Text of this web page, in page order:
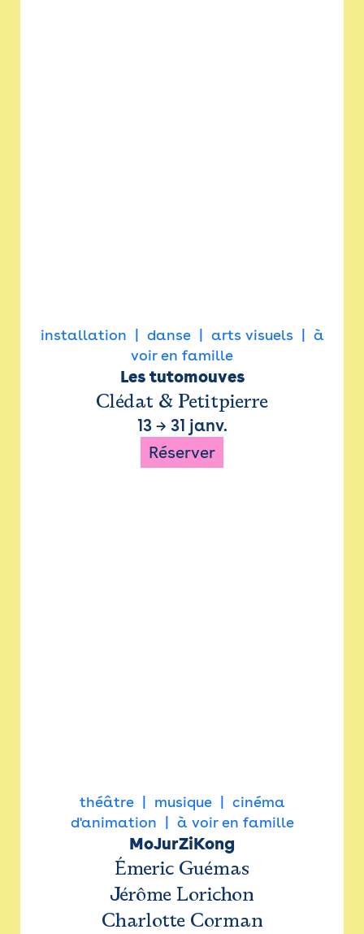
installation danse arts visuels
à
voir en famille
Les tutomouves
Clédat & Petitpierre
13→ 31 janv.
Réserver
théâtre musique
cinéma
d'animation
à voir en famille
MoJurZiKong
Émeric Guémas
Jérôme Lorichon
Charlotte Corman